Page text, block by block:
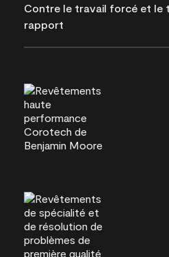
Contre le travail forcé et le
rapport